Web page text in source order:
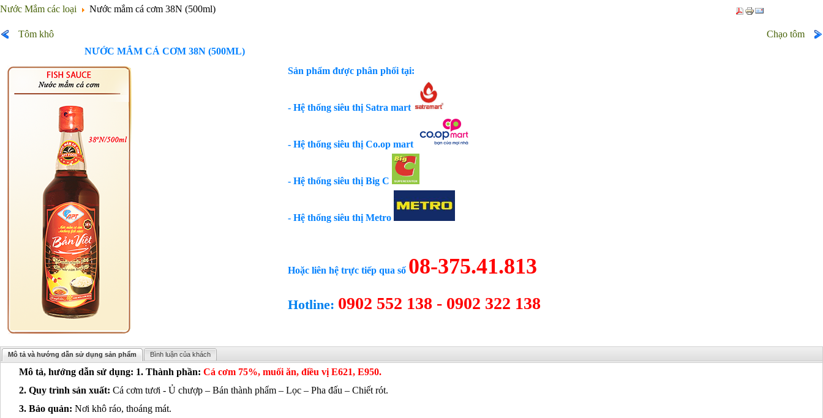
Nước Mắm các loại Nước mắm cá cơm 38N (500ml)
Tôm khô
Chạo tôm
NƯỚC MẮM CÁ CƠM 38N (500ML)
Sản phẩm được phân phối tại:
- Hệ thống siêu thị Satra mart
- Hệ thống siêu thị Co.op mart
- Hệ thống siêu thị Big C
- Hệ thống siêu thị Metro
Hoặc liên hệ trực tiếp qua số 08-375.41.813
Hotline: 0902 552 138 - 0902 322 138
Mô tả và hướng dẫn sử dụng sản phẩm Bình luận của khách
Mô tả, hướng dẫn sử dụng: 1. Thành phần: Cá cơm 75%, muối ăn, điều vị E621, E950.
2. Quy trình sản xuất: Cá cơm tươi - Ủ chượp – Bán thành phẩm – Lọc – Pha đấu – Chiết rót.
3. Bảo quản: Nơi khô ráo, thoáng mát.